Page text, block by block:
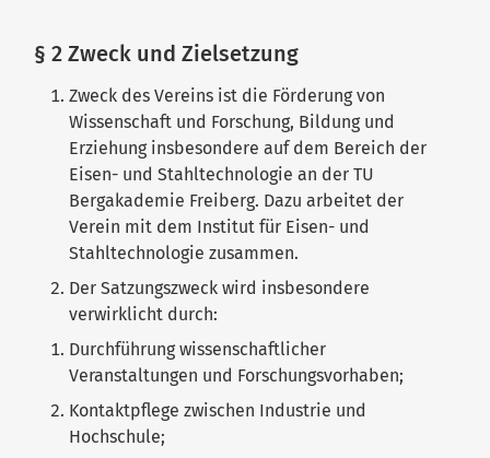
§ 2 Zweck und Zielsetzung
Zweck des Vereins ist die Förderung von
Wissenschaft und Forschung, Bildung und
Erziehung insbesondere auf dem Bereich der
Eisen- und Stahltechnologie an der TU
Bergakademie Freiberg. Dazu arbeitet der
Verein mit dem Institut für Eisen- und
Stahltechnologie zusammen.
Der Satzungszweck wird insbesondere
verwirklicht durch:
Durchführung wissenschaftlicher
Veranstaltungen und Forschungsvorhaben;
Kontaktpflege zwischen Industrie und
Hochschule;